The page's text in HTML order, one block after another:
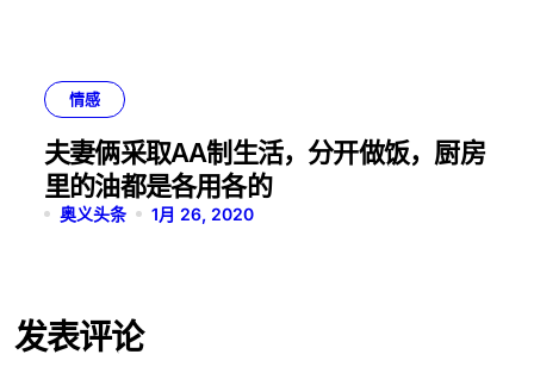
情感
夫妻俩采取AA制生活，分开做饭，厨房
里的油都是各用各的
奥义头条 1月 26, 2020
发表评论